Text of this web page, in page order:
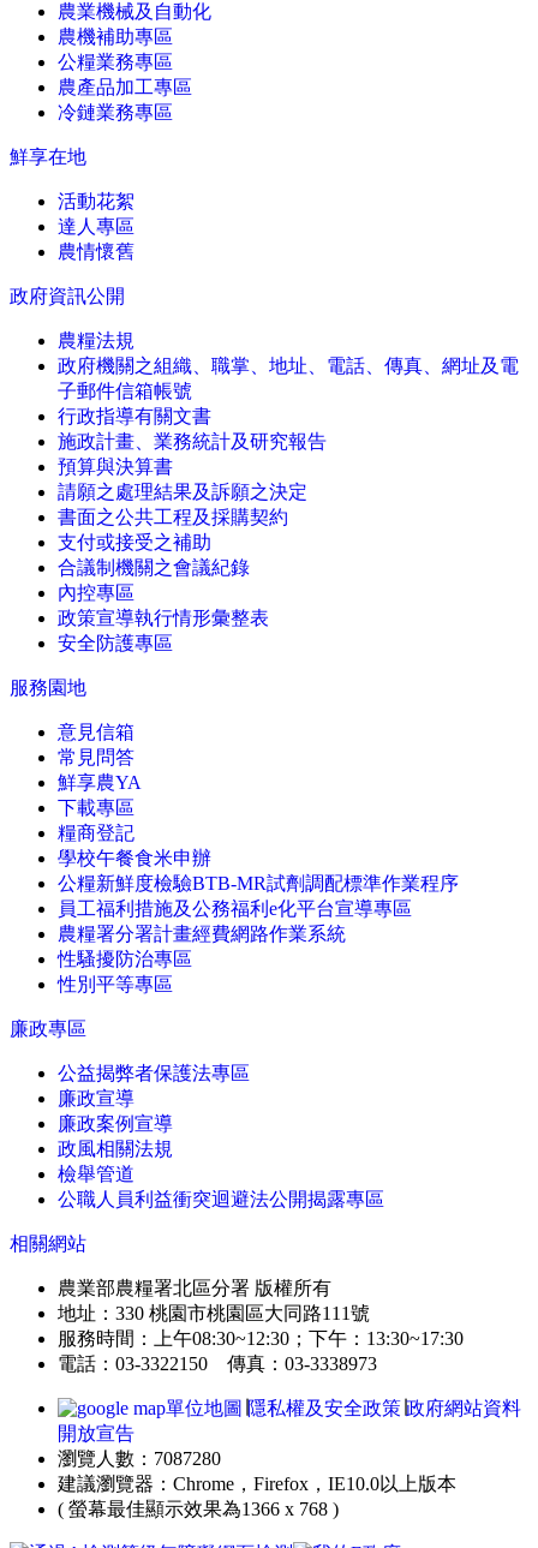
農業機械及自動化
農機補助專區
公糧業務專區
農產品加工專區
冷鏈業務專區
鮮享在地
活動花絮
達人專區
農情懷舊
政府資訊公開
農糧法規
政府機關之組織、職掌、地址、電話、傳真、網址及電
子郵件信箱帳號
行政指導有關文書
施政計畫、業務統計及研究報告
預算與決算書
請願之處理結果及訴願之決定
書面之公共工程及採購契約
支付或接受之補助
合議制機關之會議紀錄
內控專區
政策宣導執行情形彙整表
安全防護專區
服務園地
意見信箱
常見問答
鮮享農YA
下載專區
糧商登記
學校午餐食米申辦
公糧新鮮度檢驗BTB-MR試劑調配標準作業程序
員工福利措施及公務福利e化平台宣導專區
農糧署分署計畫經費網路作業系統
性騷擾防治專區
性別平等專區
廉政專區
公益揭弊者保護法專區
廉政宣導
廉政案例宣導
政風相關法規
檢舉管道
公職人員利益衝突迴避法公開揭露專區
相關網站
農業部農糧署北區分署 版權所有
地址：330 桃園市桃園區大同路111號
服務時間：上午08:30~12:30；下午：13:30~17:30
電話：03-3322150 傳真：03-3338973
單位地圖 隱私權及安全政策 政府網站資料
開放宣告
瀏覽人數：7087280
建議瀏覽器：Chrome，Firefox，IE10.0以上版本
( 螢幕最佳顯示效果為1366 x 768 )